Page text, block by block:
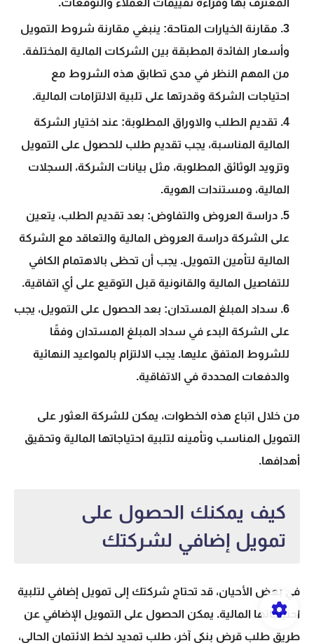
المعترف بها وقراءة تقييمات العملاء والتوقعات.
مقارنة الخيارات المتاحة: ينبغي مقارنة شروط التمويل
وأسعار الفائدة المطبقة بين الشركات المالية المختلفة.
من المهم النظر في مدى تطابق هذه الشروط مع
احتياجات الشركة وقدرتها على تلبية الالتزامات المالية.
تقديم الطلب والاوراق المطلوبة: عند اختيار الشركة
المالية المناسبة، يجب تقديم طلب للحصول على التمويل
وتزويد الوثائق المطلوبة، مثل بيانات الشركة، السجلات
المالية، ومستندات الهوية.
دراسة العروض والتفاوض: بعد تقديم الطلب، يتعين
على الشركة دراسة العروض المالية والتعاقد مع الشركة
المالية لتأمين التمويل. يجب أن تحظى بالاهتمام الكافي
للتفاصيل المالية والقانونية قبل التوقيع على أي اتفاقية.
سداد المبلغ المستدان: بعد الحصول على التمويل، يجب
على الشركة البدء في سداد المبلغ المستدان وفقًا
للشروط المتفق عليها. يجب الالتزام بالمواعيد النهائية
والدفعات المحددة في الاتفاقية.
من خلال اتباع هذه الخطوات، يمكن للشركة العثور على
التمويل المناسب وتأمينه لتلبية احتياجاتها المالية وتحقيق
أهدافها.
كيف يمكنك الحصول على
تمويل إضافي لشركتك
في بعض الأحيان، قد تحتاج شركتك إلى تمويل إضافي لتلبية
احتياجاتها المالية. يمكن الحصول على التمويل الإضافي عن
طريق طلب قرض بنكي آخر، طلب تمديد لخط الائتمان الحالي،